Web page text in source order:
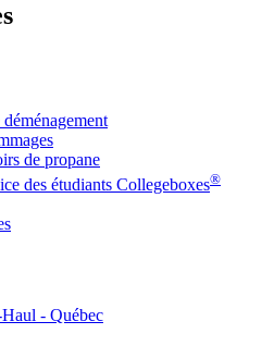
de propane
des étudiants Collegeboxes®
- Québec